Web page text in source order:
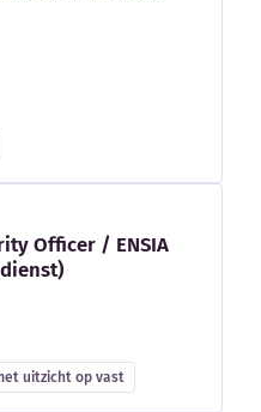
Officer / ENSIA
uitzicht op vast